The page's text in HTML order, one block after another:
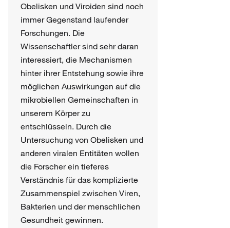
Obelisken und Viroiden sind noch
immer Gegenstand laufender
Forschungen. Die
Wissenschaftler sind sehr daran
interessiert, die Mechanismen
hinter ihrer Entstehung sowie ihre
möglichen Auswirkungen auf die
mikrobiellen Gemeinschaften in
unserem Körper zu
entschlüsseln. Durch die
Untersuchung von Obelisken und
anderen viralen Entitäten wollen
die Forscher ein tieferes
Verständnis für das komplizierte
Zusammenspiel zwischen Viren,
Bakterien und der menschlichen
Gesundheit gewinnen.